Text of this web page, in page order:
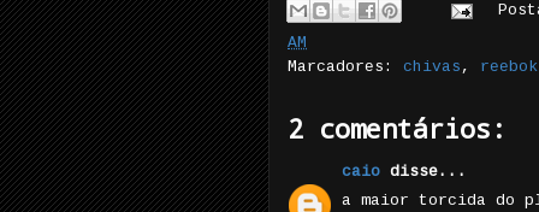
AM
Marcadores: chivas , reebok
2 comentários:
caio disse...
a maior torcida do